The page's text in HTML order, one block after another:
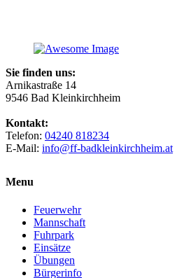
Sie finden uns:
Arnikastraße 14
9546 Bad Kleinkirchheim
Kontakt:
Telefon: 04240 818234
E-Mail: info@ff-badkleinkirchheim.at
Menu
Feuerwehr
Mannschaft
Fuhrpark
Einsätze
Übungen
Bürgerinfo